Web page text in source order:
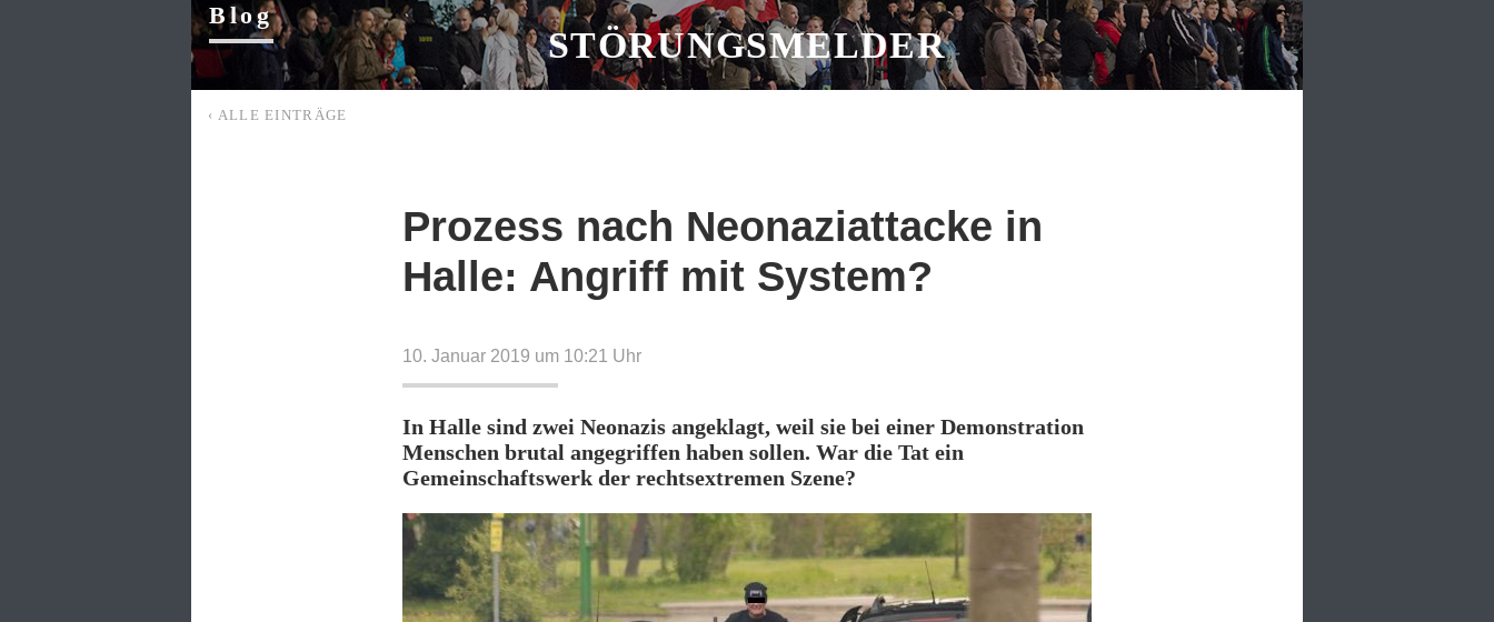
Blog
STÖRUNGSMELDER
‹ ALLE EINTRÄGE
Prozess nach Neonaziattacke in
Halle: Angriff mit System?
10. Januar 2019 um 10:21 Uhr
In Halle sind zwei Neonazis angeklagt, weil sie bei einer Demonstration
Menschen brutal angegriffen haben sollen. War die Tat ein
Gemeinschaftswerk der rechtsextremen Szene?